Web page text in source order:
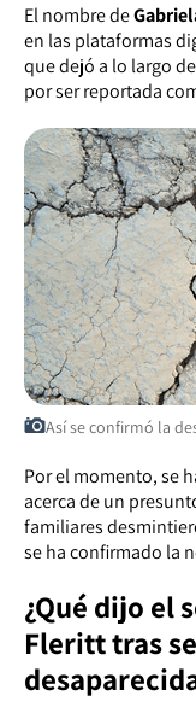
El nombre de
en las plataformas
que dejó a lo largo
por ser reportada
Así se confirmó la
Por el momento, se
acerca de un
familiares
se ha confirmado la
¿Qué dijo el
Fleritt tras